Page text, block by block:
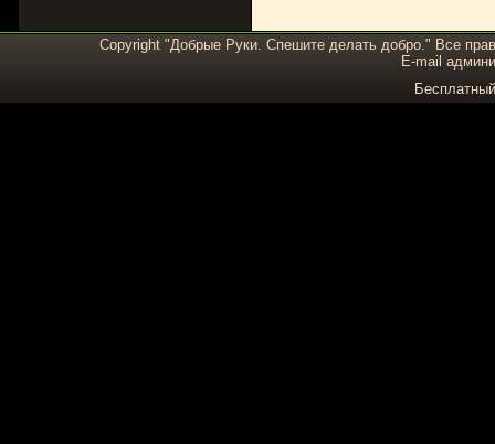
Copyright "Добрые Руки. Спешите делать добро." Все
E-mail